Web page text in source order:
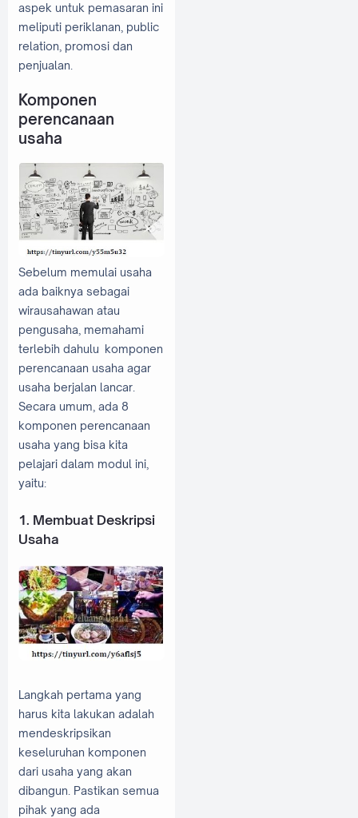
aspek untuk pemasaran ini
meliputi periklanan, public
relation, promosi dan
penjualan.
Komponen
perencanaan
usaha
Sebelum memulai usaha
ada baiknya sebagai
wirausahawan atau
pengusaha, memahami
terlebih dahulu komponen
perencanaan usaha agar
usaha berjalan lancar.
Secara umum, ada 8
komponen perencanaan
usaha yang bisa kita
pelajari dalam modul ini,
yaitu:
1. Membuat Deskripsi
Usaha
Langkah pertama yang
harus kita lakukan adalah
mendeskripsikan
keseluruhan komponen
dari usaha yang akan
dibangun. Pastikan semua
pihak yang ada